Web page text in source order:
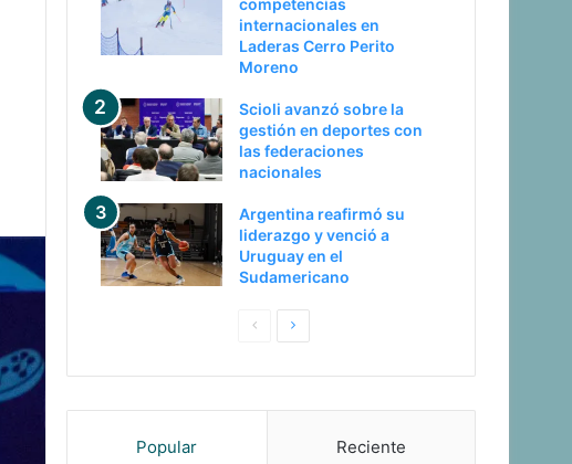
competencias
internacionales en
Laderas Cerro Perito
Moreno
Scioli avanzó sobre la
gestión en deportes con
las federaciones
nacionales
Argentina reafirmó su
liderazgo y venció a
Uruguay en el
Sudamericano
PaginaSiguiente
Popular Reciente